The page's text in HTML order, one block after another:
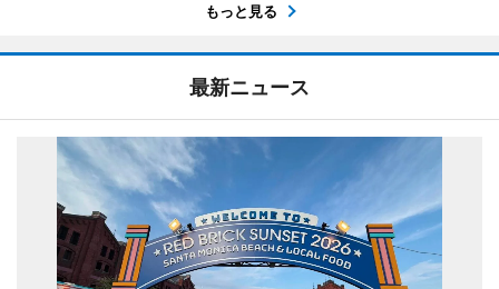
もっと見る
最新ニュース